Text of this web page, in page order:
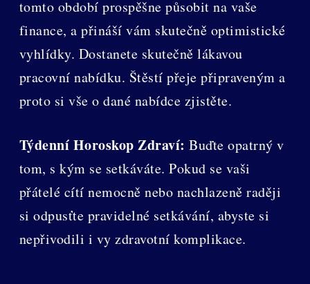
tomto období prospěšne působit na vaše
finance, a přináší vám skutečně optimistické
vyhlídky. Dostanete skutečně lákavou
pracovní nabídku. Štěstí přeje připraveným a
proto si vše o dané nabídce zjistěte.
Týdenní Horoskop Zdraví:Buďte opatrný v
tom, s kým se setkáváte. Pokud se vaši
přátelé cítí nemocně nebo nachlazeně raději
si odpusťte pravidelné setkávání, abyste si
nepřivodili i vy zdravotní komplikace.